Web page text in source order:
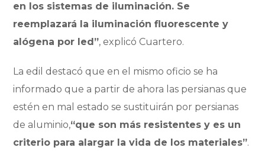
en los sistemas de iluminación. Se
reemplazará la iluminación fluorescente y
alógena por led”, explicó Cuartero.
La edil destacó que en el mismo oficio se ha
informado que a partir de ahora las persianas que
estén en mal estado se sustituirán por persianas
de aluminio,“que son más resistentes y es un
criterio para alargar la vida de los materiales”.